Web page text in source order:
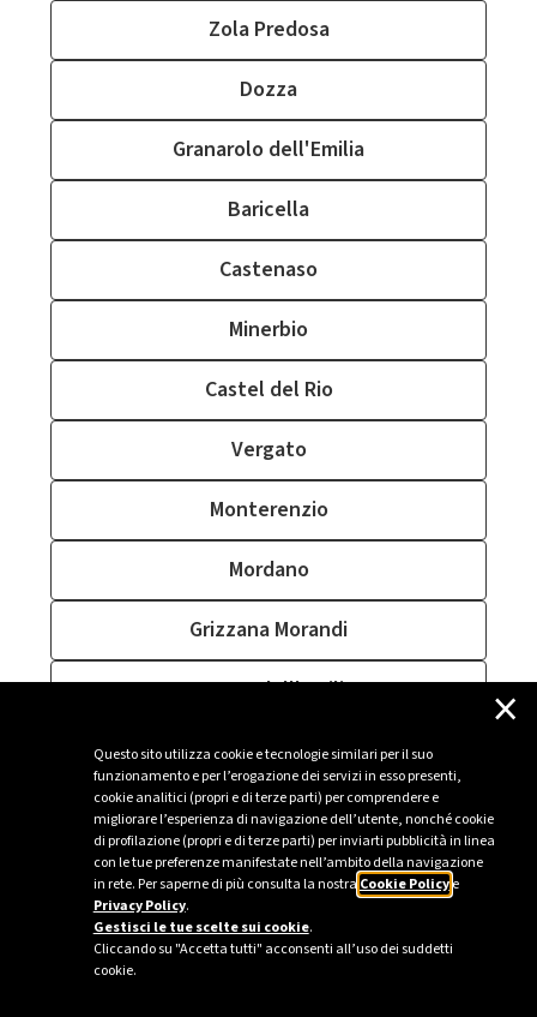
Questo sito utilizza cookie e tecnologie similari per il suo
funzionamento e per l’erogazione dei servizi in esso presenti,
cookie analitici (propri e di terze parti) per comprendere e
migliorare l’esperienza di navigazione dell’utente, nonché cookie
di profilazione (propri e di terze parti) per inviarti pubblicità in linea
con le tue preferenze manifestate nell’ambito della navigazione
in rete. Per saperne di più consulta la nostra Cookie Policye
Privacy Policy.
Gestisci le tue scelte sui cookie.
Cliccando su "Accetta tutti" acconsenti all’uso dei suddetti
cookie.
×
Zola Predosa
Dozza
Granarolo dell'Emilia
Baricella
Castenaso
Minerbio
Castel del Rio
Vergato
Monterenzio
Mordano
Grizzana Morandi
Ozzano dell'Emilia
Medicina
Camugnano
Sei un’azienda o una PA?
Trova la soluzione più giusta per te.